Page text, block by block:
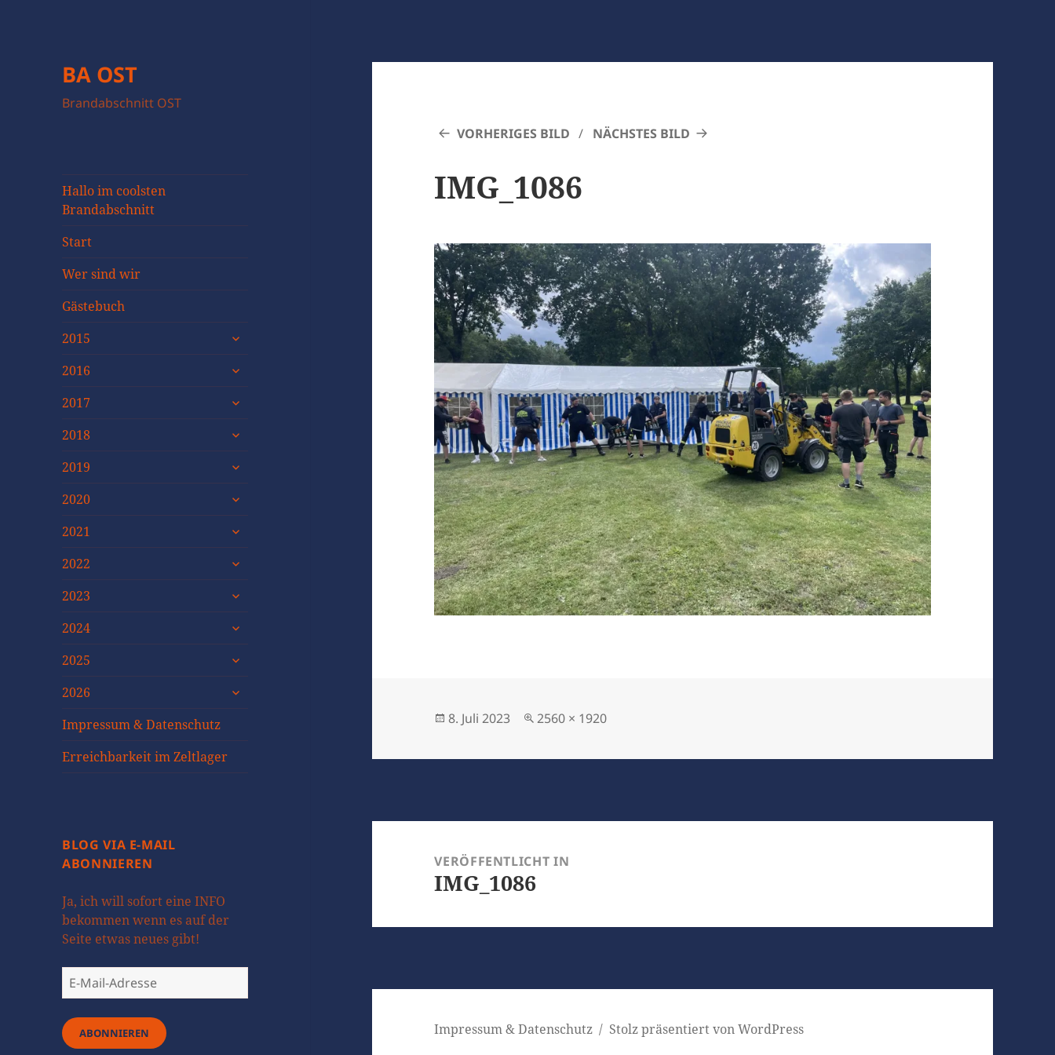
BA OST
Brandabschnitt OST
Hallo im coolsten
Brandabschnitt
Start
Wer sind wir
Gästebuch
2015
untermenü
2016
untermenü
2017
untermenü
2018
untermenü
2019
untermenü
2020
untermenü
2021
untermenü
2022
untermenü
2023
untermenü
2024
untermenü
2025
untermenü
2026
untermenü
Impressum & Datenschutz
Erreichbarkeit im Zeltlager
BLOG VIA E-MAIL
ABONNIEREN
Ja, ich will sofort eine INFO
bekommen wenn es auf der
Seite etwas neues gibt!
E-
Mail-
Adresse
ABONNIEREN
VORHERIGES BILD NÄCHSTES BILD
IMG_1086
Veröffentlicht
8. Juli 2023 Originalgröße
2560 × 1920
VERÖFFENTLICHT IN
IMG_1086
Impressum & Datenschutz Stolz präsentiert von WordPress